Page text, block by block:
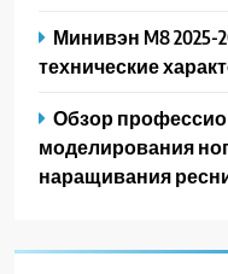
Минивэн M8 2025-
технические
Обзор
моделирования
наращивания